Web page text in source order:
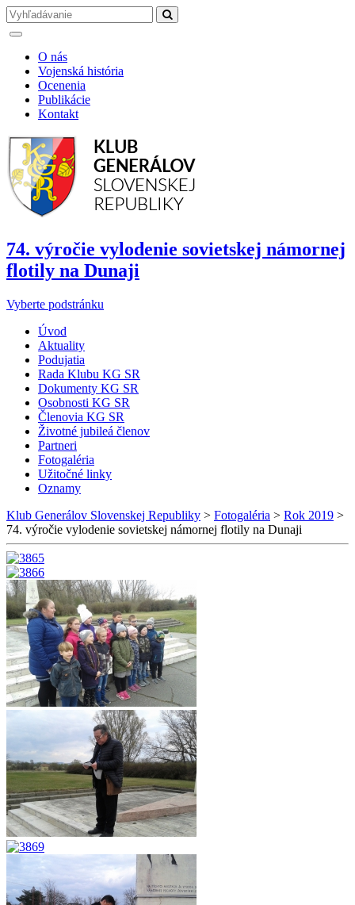
O nás
Vojenská história
Ocenenia
Publikácie
Kontakt
74. výročie vylodenie sovietskej námornej
flotily na Dunaji
Vyberte podstránku
Úvod
Aktuality
Podujatia
Rada Klubu KG SR
Dokumenty KG SR
Osobnosti KG SR
Členovia KG SR
Životné jubileá členov
Partneri
Fotogaléria
Užitočné linky
Oznamy
Klub Generálov Slovenskej Republiky > Fotogaléria > Rok 2019 >
74. výročie vylodenie sovietskej námornej flotily na Dunaji